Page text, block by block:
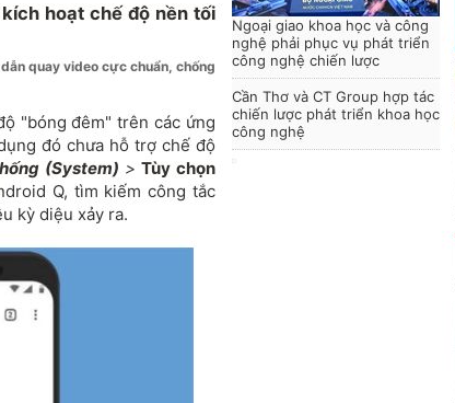
hoạt chế độ nền tối
quay video cực chuẩn, chống
"bóng đêm" trên các ứng
đó chưa hỗ trợ chế độ
(System) > Tùy chọn
Q, tìm kiếm công tắc
kỳ diệu xảy ra.
Ngoại giao khoa học và công
nghệ phải phục vụ phát triển
công nghệ chiến lược
Cần Thơ và CT Group hợp tác
chiến lược phát triển khoa học
công nghệ